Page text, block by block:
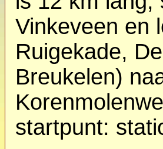
Vinkeveen en
Ruigekade,
Breukelen)
startpunt: